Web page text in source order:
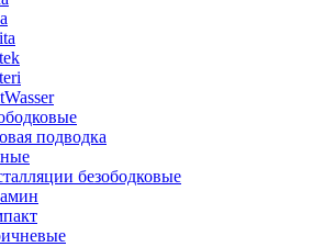
подводка
безободковые